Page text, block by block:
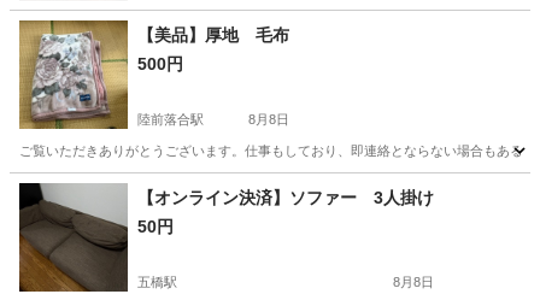
【美品】厚地 毛布
500円
陸前落合駅 8月8日
ご覧いただきありがとうございます。仕事もしており、即連絡とならない場合もある
宮城 仙台市 陸前落合駅 寝具
【オンライン決済】ソファー 3人掛け
50円
五橋駅 8月8日